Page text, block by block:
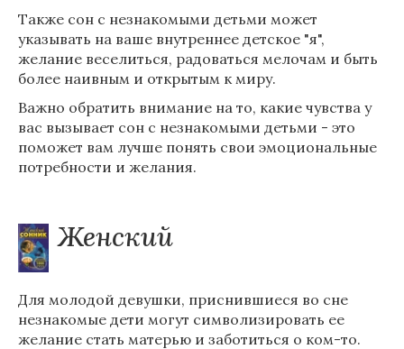
Также сон с незнакомыми детьми может
указывать на ваше внутреннее детское "я",
желание веселиться, радоваться мелочам и быть
более наивным и открытым к миру.
Важно обратить внимание на то, какие чувства у
вас вызывает сон с незнакомыми детьми - это
поможет вам лучше понять свои эмоциональные
потребности и желания.
Женский
Для молодой девушки, приснившиеся во сне
незнакомые дети могут символизировать ее
желание стать матерью и заботиться о ком-то.